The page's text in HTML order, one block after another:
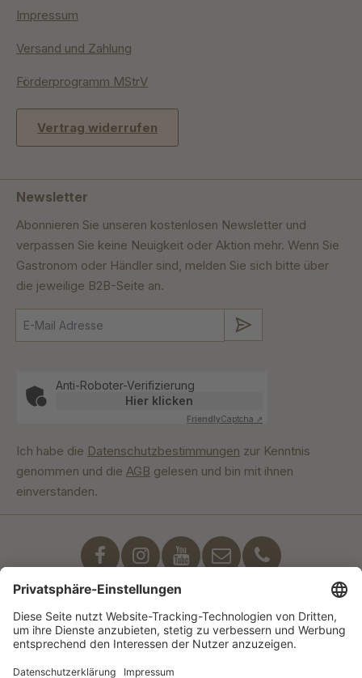
Impressum
Versand und Zahlung
Förderprogramm MStrV
Vertrag widerrufen
Newsletter
Abonnieren Sie unseren kostenlosen Newsletter und
verpassen Sie keine Neuigkeit oder Aktion mehr. Wenn Sie
Gastronom oder Händler sind, melden Sie sich bitte über
die jeweilige B2B-Seite an.
Anti-Roboter-Verifizierung
Hier klicken
FriendlyCaptcha ⇗
Ich habe die Datenschutzbestimmungen zur Kenntnis
genommen und die AGB gelesen und bin mit ihnen
einverstanden.
Unser Engagement